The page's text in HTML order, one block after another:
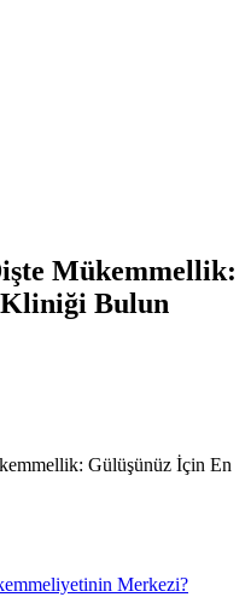
Mükemmellik:
Bulun
Gülüşünüz İçin En
Merkezi?